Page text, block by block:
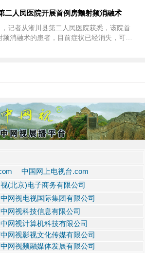
二人民医院开展首例房颤射频消融术
记者从淅川县第二人民医院获悉，该院首
频消融术的患者，目前症状已经消失，可以
中国网上电视台.com
(北京)电子商务有限公司
网视电视国际集团有限公司
网视科技信息有限公司
网视计算机科技有限公司
网视影视文化传媒有限公司
网视频融媒体发展有限公司